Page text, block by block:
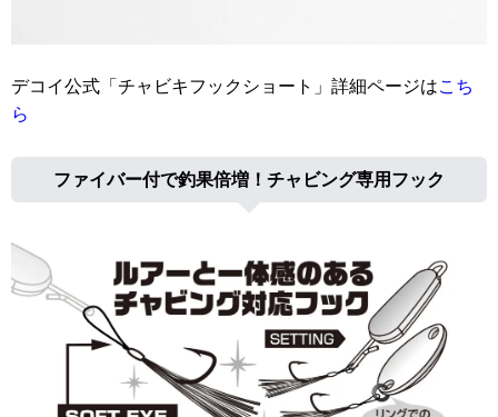
デコイ公式「チャビキフックショート」詳細ページはこち
ら
ファイバー付で釣果倍増！チャビング専用フック